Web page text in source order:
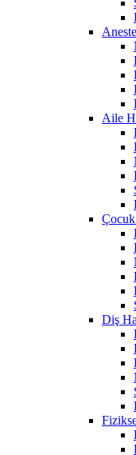
Aile
Çocuk
Diş